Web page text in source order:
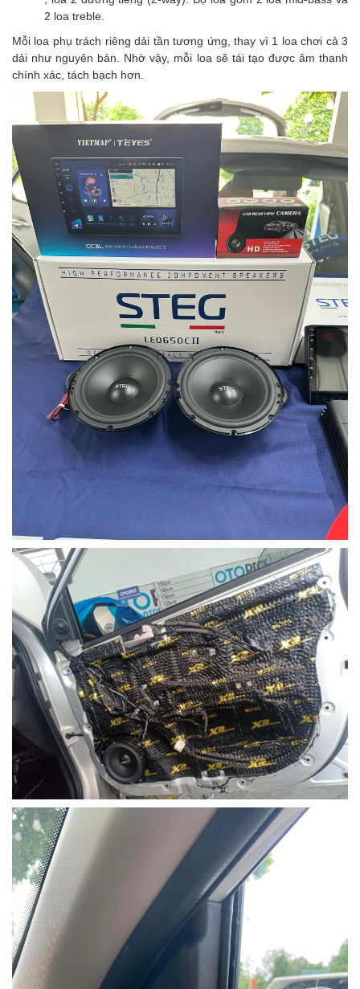
2 loa treble.
Mỗi loa phụ trách riêng dải tần tương ứng, thay vì 1 loa chơi cả 3
dải như nguyên bản. Nhờ vậy, mỗi loa sẽ tái tạo được âm thanh
chính xác, tách bạch hơn.